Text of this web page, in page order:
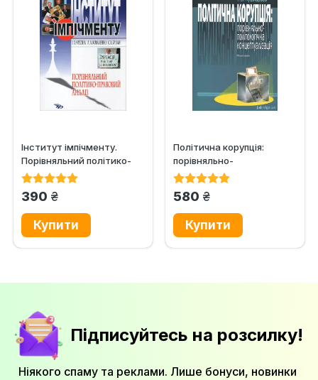
Інститут імпічменту.
Порівняльний політико-
правовий аналіз
390 грн.
Політична корупція:
порівняльно-
політологічна
580 грн.
Підписуйтесь на розсилку!
Ніякого спаму та реклами. Лише бонуси, новинки